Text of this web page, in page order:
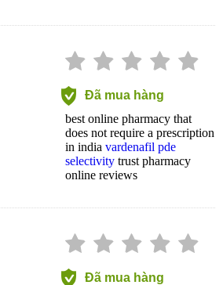
Đã mua hàng
best online pharmacy that
does not require a prescription
in india vardenafil pde
selectivity trust pharmacy
online reviews
Đã mua hàng